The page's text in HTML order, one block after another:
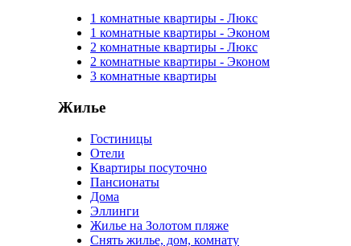
1 комнатные квартиры - Люкс
1 комнатные квартиры - Эконом
2 комнатные квартиры - Люкс
2 комнатные квартиры - Эконом
3 комнатные квартиры
Жилье
Гостиницы
Отели
Квартиры посуточно
Пансионаты
Дома
Эллинги
Жилье на Золотом пляже
Снять жилье, дом, комнату